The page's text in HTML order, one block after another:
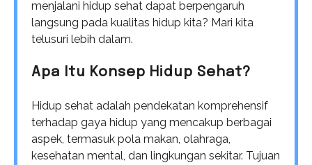
menjalani hidup sehat dapat berpengaruh
langsung pada kualitas hidup kita? Mari kita
telusuri lebih dalam.
Apa Itu Konsep Hidup Sehat?
Hidup sehat adalah pendekatan komprehensif
terhadap gaya hidup yang mencakup berbagai
aspek, termasuk pola makan, olahraga,
kesehatan mental, dan lingkungan sekitar. Tujuan